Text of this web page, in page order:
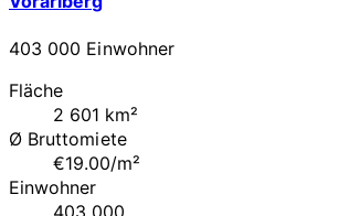
403 000 Einwohner
Fläche
2 601 km²
Ø Bruttomiete
€19.00/m²
Einwohner
403 000